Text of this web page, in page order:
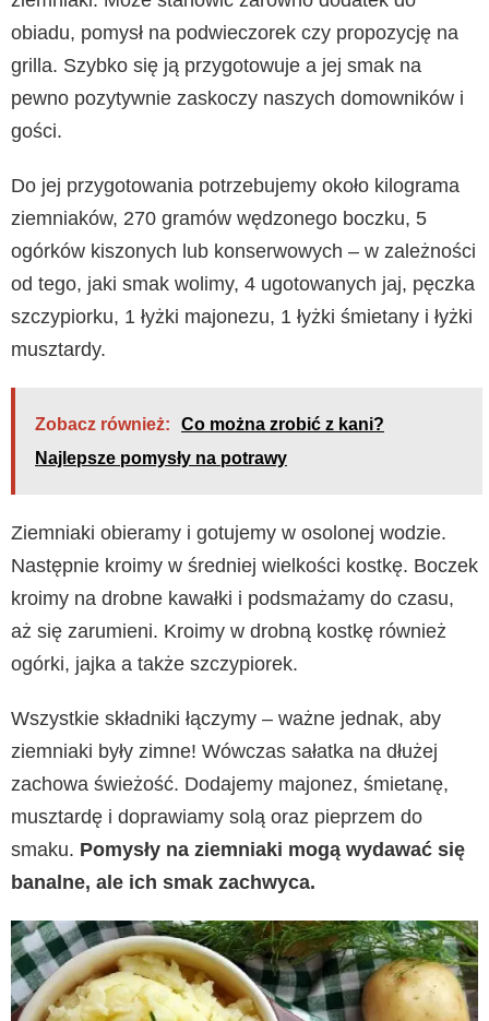
obiadu, pomysł na podwieczorek czy propozycję na
grilla. Szybko się ją przygotowuje a jej smak na
pewno pozytywnie zaskoczy naszych domowników i
gości.
Do jej przygotowania potrzebujemy około kilograma
ziemniaków, 270 gramów wędzonego boczku, 5
ogórków kiszonych lub konserwowych – w zależności
od tego, jaki smak wolimy, 4 ugotowanych jaj, pęczka
szczypiorku, 1 łyżki majonezu, 1 łyżki śmietany i łyżki
musztardy.
Zobacz również:
Co można zrobić z kani?
Najlepsze pomysły na potrawy
Ziemniaki obieramy i gotujemy w osolonej wodzie.
Następnie kroimy w średniej wielkości kostkę. Boczek
kroimy na drobne kawałki i podsmażamy do czasu,
aż się zarumieni. Kroimy w drobną kostkę również
ogórki, jajka a także szczypiorek.
Wszystkie składniki łączymy – ważne jednak, aby
ziemniaki były zimne! Wówczas sałatka na dłużej
zachowa świeżość. Dodajemy majonez, śmietanę,
musztardę i doprawiamy solą oraz pieprzem do
smaku. Pomysły na ziemniaki mogą wydawać się
banalne, ale ich smak zachwyca.